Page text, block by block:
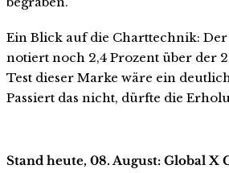
Ein Blick auf die Charttechnik:
notiert noch 2,4 Prozent über der
Test dieser Marke wäre ein
Passiert das nicht, dürfte die
Stand heute, 08. August: Global X